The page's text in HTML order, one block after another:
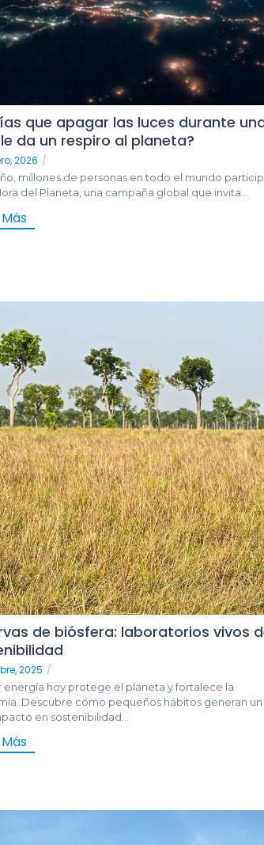
que apagar las luces durante
da un respiro al planeta?
2026 /
millones de personas en todo el mundo
del Planeta, una campaña global que invita...
de biósfera: laboratorios vivos
2025 /
energía hoy protege el planeta y fortalece la
Descubre cómo pequeños hábitos generan un
en sostenibilidad...